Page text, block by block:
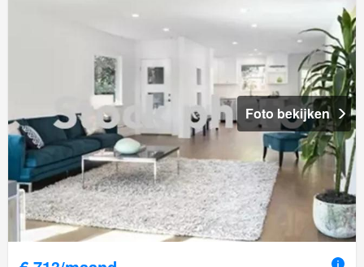
Foto bekijken